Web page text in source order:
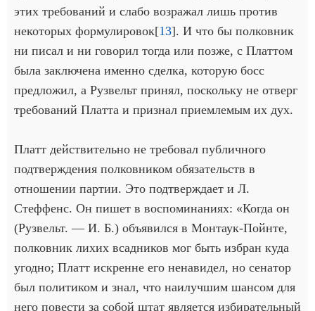
этих требований и слабо возражал лишь против
некоторых формулировок[13]. И что бы полковник
ни писал и ни говорил тогда или позже, с Платтом
была заключена именно сделка, которую босс
предложил, а Рузвельт принял, поскольку не отверг
требований Платта и признал приемлемым их дух.
Платт действительно не требовал публичного
подтверждения полковником обязательств в
отношении партии. Это подтверждает и Л.
Стеффенс. Он пишет в воспоминаниях: «Когда он
(Рузвельт. — И. Б.) объявился в Монтаук-Пойнте,
полковник лихих всадников мог быть избран куда
угодно; Платт искренне его ненавидел, но сенатор
был политиком и знал, что наилучшим шансом для
него повести за собой штат является избирательный